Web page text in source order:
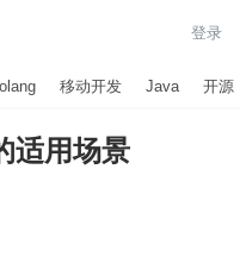
登录
移动开发 Java 开源
适用场景